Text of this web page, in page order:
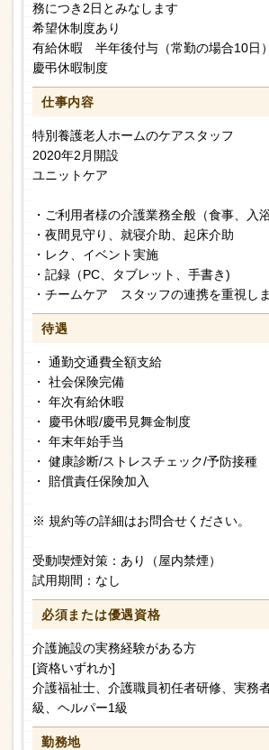
務につき2日とみなします
希望休制度あり
有給休暇 半年後付与（常勤の場合10日）
慶弔休暇制度
仕事内容
特別養護老人ホームのケアスタッフ
2020年2月開設
ユニットケア
・ご利用者様の介護業務全般（食事、入
・夜間見守り、就寝介助、起床介助
・レク、イベント実施
・記録（PC、タブレット、手書き)
・チームケア スタッフの連携を重視し
待遇
・ 通勤交通費全額支給
・ 社会保険完備
・ 年次有給休暇
・ 慶弔休暇/慶弔見舞金制度
・ 年末年始手当
・ 健康診断/ストレスチェック/予防接種
・ 賠償責任保険加入
※ 規約等の詳細はお問合せください。
受動喫煙対策：あり（屋内禁煙）
試用期間：なし
必須または優遇資格
介護施設の実務経験がある方
[資格いずれか]
介護福祉士、介護職員初任者研修、実務
級、ヘルパー1級
勤務地